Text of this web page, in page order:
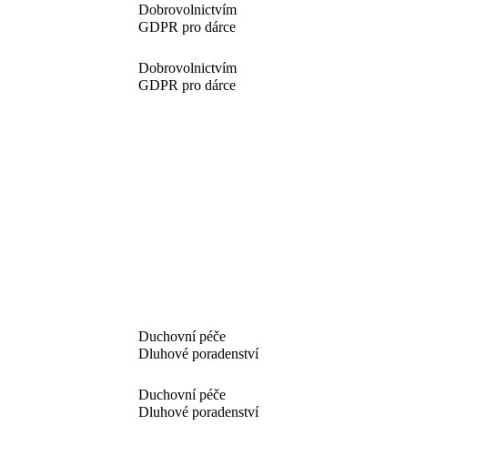
Dobrovolnictvím
GDPR pro dárce
Dobrovolnictvím
GDPR pro dárce
Duchovní péče
Dluhové poradenství
Duchovní péče
Dluhové poradenství